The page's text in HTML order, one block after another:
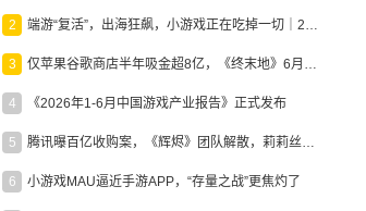
2 端游“复活”，出海狂飙，小游戏正在吃掉一切｜2026上半年产业报告
3 仅苹果谷歌商店半年吸金超8亿，《终末地》6月份收入显著回暖
4 《2026年1-6月中国游戏产业报告》正式发布
5 腾讯曝百亿收购案，《辉烬》团队解散，莉莉丝新作曝光｜陀螺周报
6 小游戏MAU逼近手游APP，“存量之战”更焦灼了